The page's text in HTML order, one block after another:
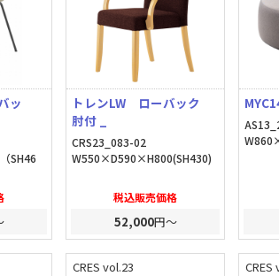
ッ
SH46
トレンLW ローバック
肘付 _
CRS23_083-02
W550×D590×H800(SH430)
税込販売価格
52,000円～
CRES vol.23 CRES